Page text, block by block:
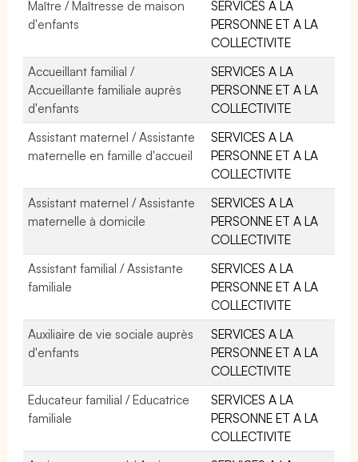
Maître / Maîtresse de maison
d'enfants
SERVICES A LA
PERSONNE ET A LA
COLLECTIVITE
Accueillant familial /
Accueillante familiale auprès
d'enfants
SERVICES A LA
PERSONNE ET A LA
COLLECTIVITE
Assistant maternel / Assistante
maternelle en famille d'accueil
SERVICES A LA
PERSONNE ET A LA
COLLECTIVITE
Assistant maternel / Assistante
maternelle à domicile
SERVICES A LA
PERSONNE ET A LA
COLLECTIVITE
Assistant familial / Assistante
familiale
SERVICES A LA
PERSONNE ET A LA
COLLECTIVITE
Auxiliaire de vie sociale auprès
d'enfants
SERVICES A LA
PERSONNE ET A LA
COLLECTIVITE
Educateur familial / Educatrice
familiale
SERVICES A LA
PERSONNE ET A LA
COLLECTIVITE